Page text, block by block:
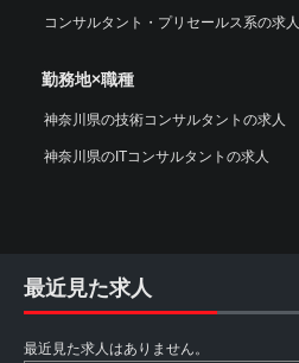
コンサルタント・プリセールス系の求人
勤務地×職種
神奈川県の技術コンサルタントの求人
神奈川県のITコンサルタントの求人
最近見た求人
最近見た求人はありません。